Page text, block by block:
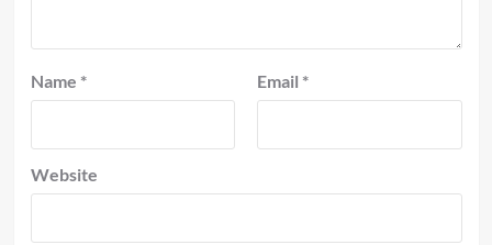
Name * Email *
Website